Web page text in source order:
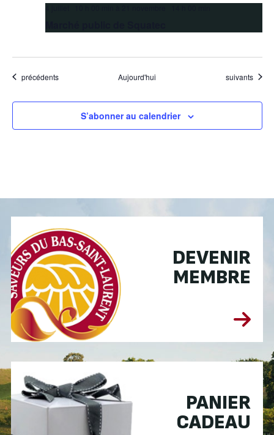
Évènements
précédents Aujourd'hui Évènements
suivants
S’abonner au calendrier
DEVENIR
MEMBRE
PANIER
CADEAU